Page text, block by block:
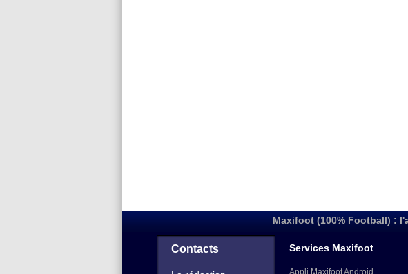
Maxifoot (100% Football) :
Contacts Services Maxifoot
Appli Maxifoot Android